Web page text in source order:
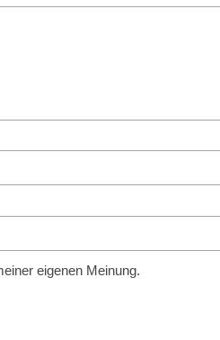
eigenen Meinung.